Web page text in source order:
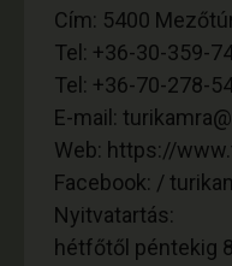
Cím: 5400
Tel: +36-30-359-
Tel: +36-70-278-
E-mail:
Web: https://
Facebook: /
Nyitvatartás:
hétfőtől péntekig